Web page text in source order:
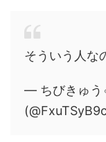
そういう人な
— ちびきゅう